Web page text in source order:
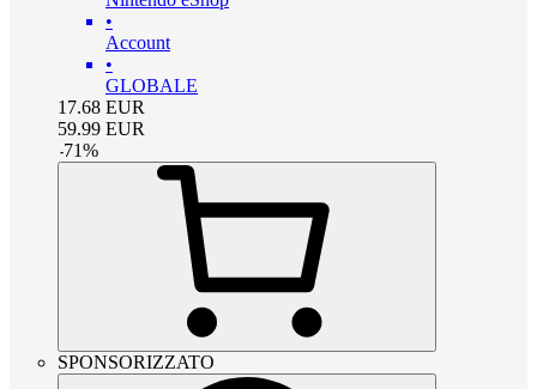
•
Account
•
GLOBALE
17.68 EUR
59.99 EUR
-71%
SPONSORIZZATO